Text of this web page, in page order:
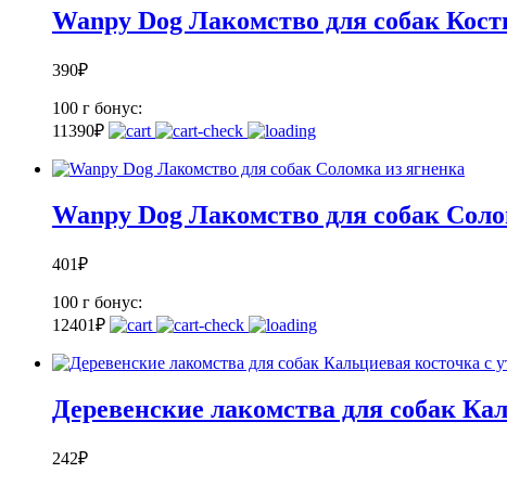
Wanpy Dog Лакомство для собак
390₽
100 г бонус:
11390₽
Wanpy Dog Лакомство для собак
401₽
100 г бонус:
12401₽
Деревенские лакомства для собак
242₽